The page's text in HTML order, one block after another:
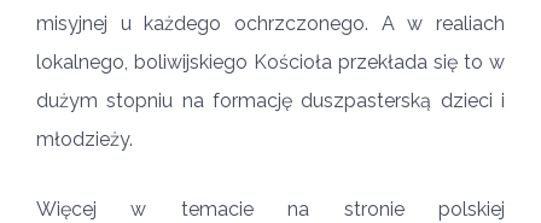
misyjnej u każdego ochrzczonego. A w realiach
lokalnego, boliwijskiego Kościoła przekłada się to w
dużym stopniu na formację duszpasterską dzieci i
młodzieży.
Więcej w temacie na stronie polskiej